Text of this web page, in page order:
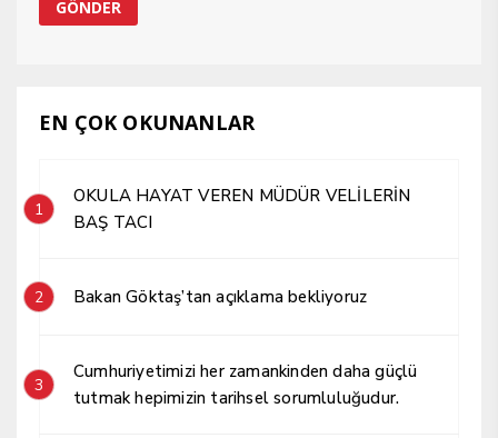
EN ÇOK OKUNANLAR
1
OKULA HAYAT VEREN MÜDÜR VELİLERİN
BAŞ TACI
2 Bakan Göktaş’tan açıklama bekliyoruz
3
Cumhuriyetimizi her zamankinden daha güçlü
tutmak hepimizin tarihsel sorumluluğudur.